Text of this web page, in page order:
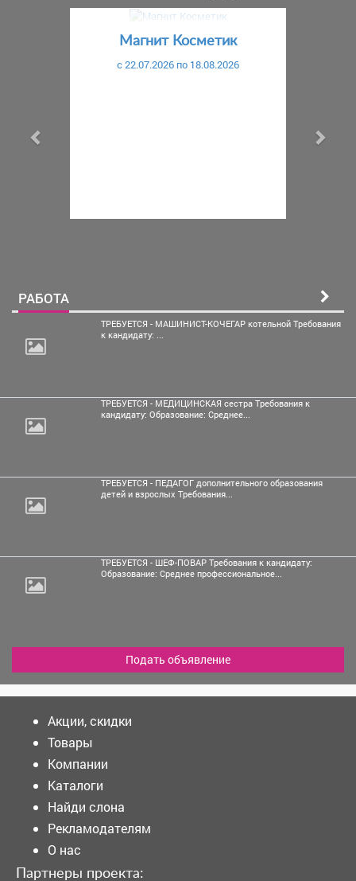
Магнит Косметик
c 22.07.2026 по 18.08.2026
РАБОТА
ТРЕБУЕТСЯ - МАШИНИСТ-КОЧЕГАР котельной Требования
к кандидату: ...
ТРЕБУЕТСЯ - МЕДИЦИНСКАЯ сестра Требования к
кандидату: Образование: Среднее...
ТРЕБУЕТСЯ - ПЕДАГОГ дополнительного образования
детей и взрослых Требования...
ТРЕБУЕТСЯ - ШЕФ-ПОВАР Требования к кандидату:
Образование: Среднее профессиональное...
Подать объявление
Акции, скидки
Товары
Компании
Каталоги
Найди слона
Рекламодателям
О нас
Партнеры проекта: